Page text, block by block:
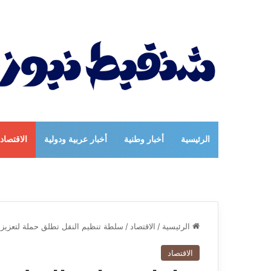
الرئيسية أخبار وطنية أخبار عربية ودولية الاقتصاد
الرئيسية / الاقتصاد/ سلطة تنظيم النقل تطلق حملة لتعزيز
الاقتصاد